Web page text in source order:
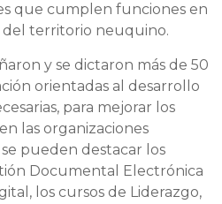
que cumplen funciones en
del territorio neuquino.
y se dictaron más de 50
orientadas al desarrollo
para mejorar los
las organizaciones
pueden destacar los
Documental Electrónica
los cursos de Liderazgo,